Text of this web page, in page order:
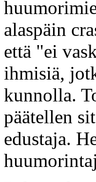
alaspäin
että "ei
ihmisiä,
kunnolla.
päätellen
edustaja.